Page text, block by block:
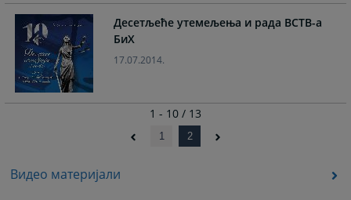
Видео материјали
Десетљеће утемељења и рада ВСТВ-а
БиХ
17.07.2014.
1 - 10 / 13
1 2